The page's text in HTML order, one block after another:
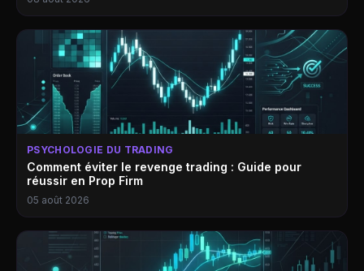
PSYCHOLOGIE DU TRADING
Comment éviter le revenge trading : Guide pour
réussir en Prop Firm
05 août 2026